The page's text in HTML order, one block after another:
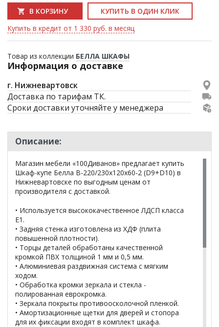
В КОРЗИНУ
КУПИТЬ В ОДИН КЛИК
Купить в кредит от 1 330 руб. в месяц
Товар из коллекции БЕЛЛА ШКАФЫ
Информация о доставке
г. Нижневартовск
Доставка по тарифам ТК.
Сроки доставки уточняйте у менеджера
Описание:
Магазин мебели «100Диванов» предлагает купить
Шкаф-купе Белла B-220/230х120х60-2 (D9+D10) в
Нижневартовске по выгодным ценам от
производителя с доставкой.
• Используется высококачественное ЛДСП класса
Е1.
• Задняя стенка изготовлена из ХДФ (плита
повышенной плотности).
• Торцы деталей обработаны качественной
кромкой ПВХ толщиной 1 мм и 0,5 мм.
• Алюминиевая раздвижная система с мягким
ходом.
• Обработка кромки зеркала и стекла -
полированная еврокромка.
• Зеркала покрыты противоосколочной пленкой.
• Амортизационные щетки для дверей и стопора
для их фиксации входят в комплект шкафа.